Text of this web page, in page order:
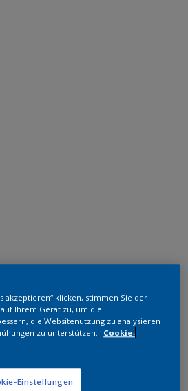
akzeptieren“ klicken, stimmen Sie der
Ihrem Gerät zu, um die
die Websitenutzung zu analysieren
zu unterstützen.
Cookie-
Einstellungen